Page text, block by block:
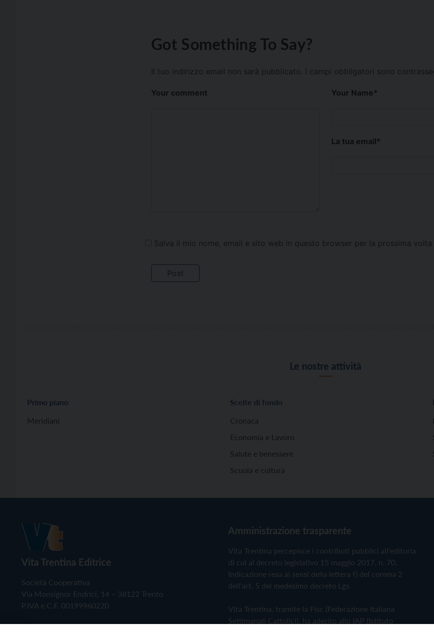
Got Something To Say?
Il tuo indirizzo email non sarà pubblicato. I campi obbligatori sono
Your comment Your Name*
La tua email*
Salva il mio nome, email e sito web in questo browser per la prossima
Le nostre attività
Primo piano
Meridiani
Scelte di fondo
Cronaca
Economia e Lavoro
Salute e benessere
Scuola e cultura
Vita Trentina Editrice
Società Cooperativa
Via Monsignor Endrici, 14 – 38122 Trento
P.IVA e C.F. 00199960220
Amministrazione trasparente
Vita Trentina percepisce i contributi pubblici all'editoria
di cui al decreto legislativo 15 maggio 2017, n. 70.
Indicazione resa ai sensi della lettera f) del comma 2
dell'art. 5 del medesimo decreto Lgs.
Vita Trentina, tramite la Fisc (Federazione Italiana
Settimanali Cattolici), ha aderito allo IAP (Istituto